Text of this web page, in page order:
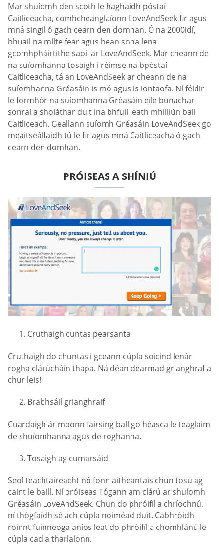
Mar shuíomh den scoth le haghaidh póstaí
Caitliceacha, comhcheanglaíonn LoveAndSeek fir agus
mná singil ó gach cearn den domhan. Ó na 2000idí,
bhuail na mílte fear agus bean sona lena
gcomhpháirtithe saoil ar LoveAndSeek. Mar cheann de
na suíomhanna tosaigh i réimse na bpóstaí
Caitliceacha, tá an LoveAndSeek ar cheann de na
suíomhanna Gréasáin is mó agus is iontaofa. Ní féidir
le formhór na suíomhanna Gréasáin eile bunachar
sonraí a sholáthar duit ina bhfuil leath mhilliún ball
Caitliceach. Geallann suíomh Gréasáin LoveAndSeek go
meaitseálfaidh tú le fir agus mná Caitliceacha ó gach
cearn den domhan.
PRÓISEAS A SHÍNIÚ
Cruthaigh cuntas pearsanta
Cruthaigh do chuntas i gceann cúpla soicind lenár
rogha clárúcháin thapa. Ná déan dearmad grianghraf a
chur leis!
Brabhsáil grianghraif
Cuardaigh ár mbonn fairsing ball go héasca le teaglaim
de shuíomhanna agus de roghanna.
Tosaigh ag cumarsáid
Seol teachtaireacht nó fonn aitheantais chun tosú ag
caint le baill. Ní próiseas Tógann am clárú ar shuíomh
Gréasáin LoveAndSeek. Chun do phróifíl a chríochnú,
ní thógfaidh sé ach cúpla nóiméad duit. Cabhróidh
roinnt fuinneoga aníos leat do phróifíl a chomhlánú le
cúpla cad a tharlaíonn.